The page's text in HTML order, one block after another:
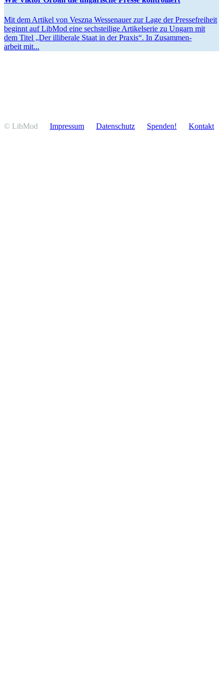
Mit dem Artikel von Veszna Wessenauer zur Lage der Presse­freiheit
beginnt auf LibMod eine sechs­teilige Artikel­serie zu Ungarn mit
dem Titel „Der illiberale Staat in der Praxis“. In Zusam­men­
arbeit mit...
© LibMod Impressum Daten­schutz Spenden! Kontakt